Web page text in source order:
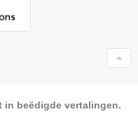
in beëdigde vertalingen.